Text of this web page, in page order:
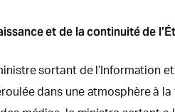
et de la continuité de
sortant de l’Information
dans une atmosphère